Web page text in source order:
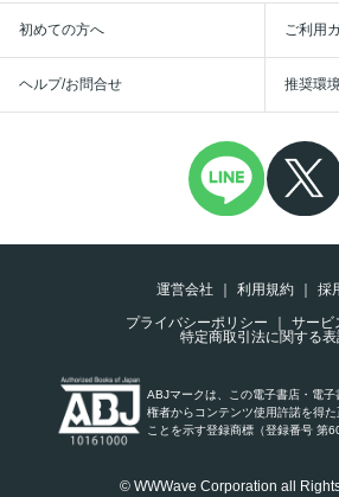
初めての方へ ご利用
ヘルプ/お問合せ 推奨環境
運営会社 利用規約
採
プライバシーポリシー
サービ
特定商取引法に関する
ABJマークは、この電子書店・電
権者からコンテンツ使用許諾を得
ことを示す登録商標（登録番号 第
© WWWave Corporation all